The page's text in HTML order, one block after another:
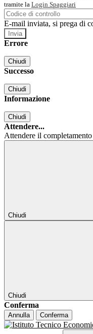
tramite la Login Spaggiari
E-mail inviata, si prega di
Errore
Chiudi
Successo
Chiudi
Informazione
Chiudi
Attendere...
Attendere il
Chiudi
Chiudi
Conferma
Annulla Conferma